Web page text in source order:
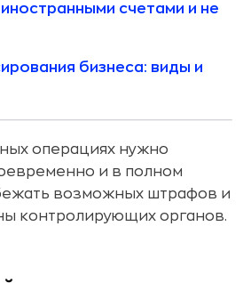
счетами и не
бизнеса: виды и
операциях нужно
и в полном
возможных штрафов и
контролирующих органов.